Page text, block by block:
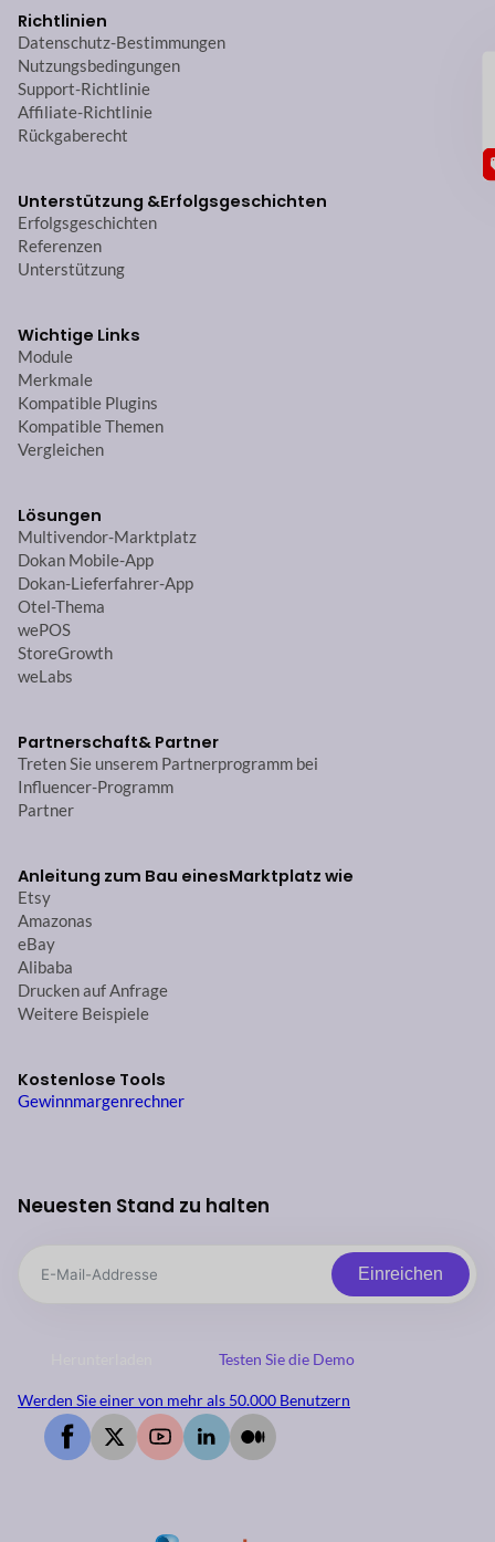
Richtlinien
Datenschutz-Bestimmungen
Nutzungsbedingungen
Support-Richtlinie
Affiliate-Richtlinie
Rückgaberecht
Unterstützung &Erfolgsgeschichten
Erfolgsgeschichten
Referenzen
Unterstützung
Wichtige Links
Module
Merkmale
Kompatible Plugins
Kompatible Themen
Vergleichen
Lösungen
Multivendor-Marktplatz
Dokan Mobile-App
Dokan-Lieferfahrer-App
Otel-Thema
wePOS
StoreGrowth
weLabs
Partnerschaft& Partner
Treten Sie unserem Partnerprogramm bei
Influencer-Programm
Partner
Anleitung zum Bau einesMarktplatz wie
Etsy
Amazonas
eBay
Alibaba
Drucken auf Anfrage
Weitere Beispiele
Kostenlose Tools
Gewinnmargenrechner
Neuesten Stand zu halten
Einreichen
Testen Sie die Demo
Werden Sie einer von mehr als 50.000 Benutzern